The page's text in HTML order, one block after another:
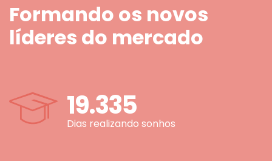
Formando os novos
líderes do mercado
19.335
Dias realizando sonhos